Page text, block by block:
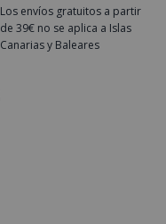
Los envíos gratuitos a partir
de 39€ no se aplica a Islas
Canarias y Baleares